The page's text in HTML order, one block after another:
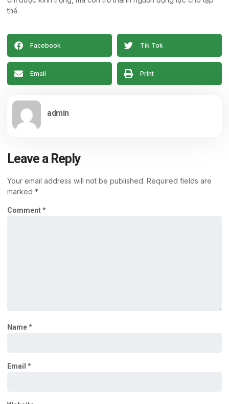
thể.
Facebook Tik Tok
Email Print
admin
Leave a Reply
Your email address will not be published. Required fields are
marked *
Comment*
Name*
Email *